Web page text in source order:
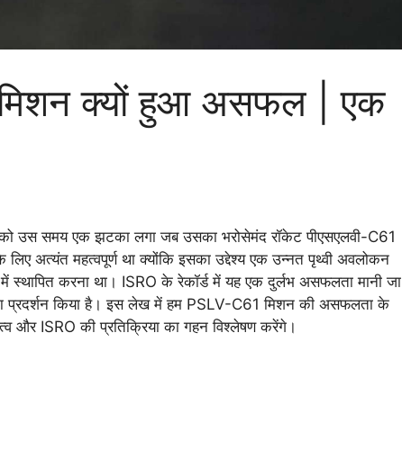
क्यों हुआ असफल | एक
उस समय एक झटका लगा जब उसका भरोसेमंद रॉकेट पीएसएलवी-C61
अत्यंत महत्वपूर्ण था क्योंकि इसका उद्देश्य एक उन्नत पृथ्वी अवलोकन
करना था। ISRO के रेकॉर्ड में यह एक दुर्लभ असफलता मानी जा
प्रदर्शन किया है। इस लेख में हम PSLV-C61 मिशन की असफलता के
और ISRO की प्रतिक्रिया का गहन विश्लेषण करेंगे।